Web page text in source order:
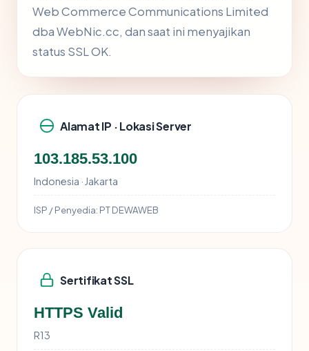
Web Commerce Communications Limited
dba WebNic.cc, dan saat ini menyajikan
status SSL OK.
Alamat IP · Lokasi Server
103.185.53.100
Indonesia · Jakarta
ISP / Penyedia: PT DEWAWEB
Sertifikat SSL
HTTPS Valid
R13